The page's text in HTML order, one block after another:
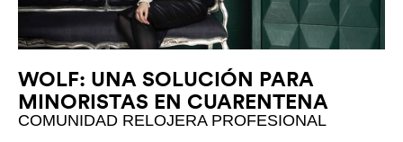
WOLF: UNA SOLUCIÓN PARA
MINORISTAS EN CUARENTENA
COMUNIDAD RELOJERA PROFESIONAL